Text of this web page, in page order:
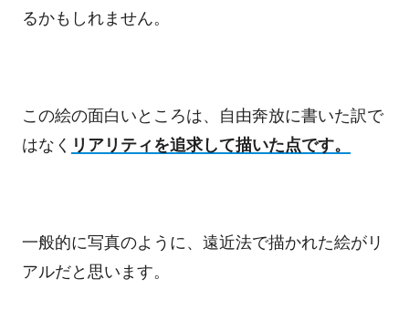
るかもしれません。
この絵の面白いところは、自由奔放に書いた訳で
はなく リアリティを追求して描いた点です。
一般的に写真のように、遠近法で描かれた絵がリ
アルだと思います。